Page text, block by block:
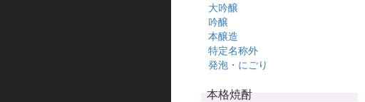
大吟醸
吟醸
本醸造
特定名称外
発泡・にごり
本格焼酎